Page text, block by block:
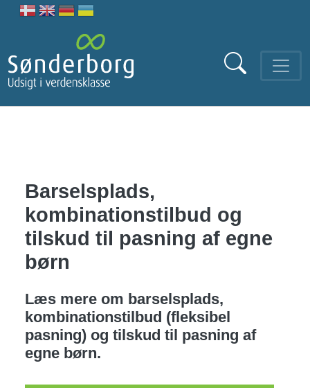
Barselsplads,
kombinationstilbud og
tilskud til pasning af egne
børn
Læs mere om barselsplads,
kombinationstilbud (fleksibel
pasning) og tilskud til pasning af
egne børn.